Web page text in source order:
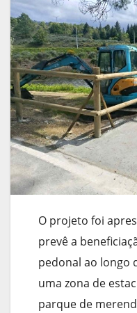
O projeto foi
prevê a
pedonal ao longo
uma zona de
parque de